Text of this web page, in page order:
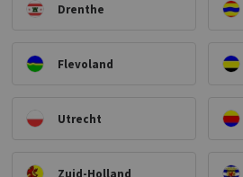
Drenthe
Flevoland
Utrecht
Zuid-Holland